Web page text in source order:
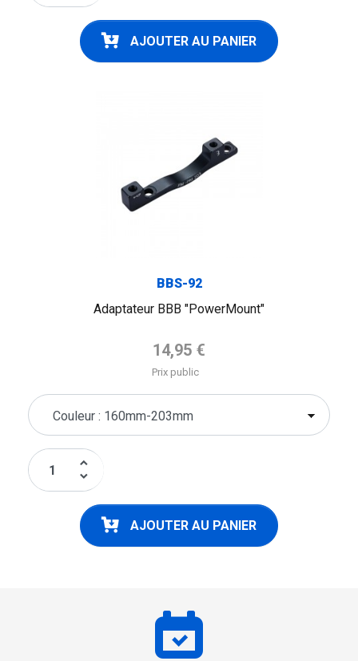
AJOUTER AU PANIER
BBS-92
Adaptateur BBB "PowerMount"
Prix de base
14,95 €
Prix public
keyboard_arrow_up
keyboard_arrow_down
AJOUTER AU PANIER